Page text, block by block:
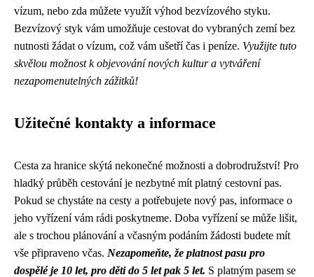
vízum, nebo zda můžete využít výhod bezvízového styku.
Bezvízový styk vám umožňuje cestovat do vybraných zemí bez
nutnosti žádat o vízum, což vám ušetří čas i peníze. Využijte tuto
skvělou možnost k objevování nových kultur a vytváření
nezapomenutelných zážitků!
Užitečné kontakty a informace
Cesta za hranice skýtá nekonečné možnosti a dobrodružství! Pro
hladký průběh cestování je nezbytné mít platný cestovní pas.
Pokud se chystáte na cesty a potřebujete nový pas, informace o
jeho vyřízení vám rádi poskytneme. Doba vyřízení se může lišit,
ale s trochou plánování a včasným podáním žádosti budete mít
vše připraveno včas. Nezapomeňte, že platnost pasu pro
dospělé je 10 let, pro děti do 5 let pak 5 let. S platným pasem se